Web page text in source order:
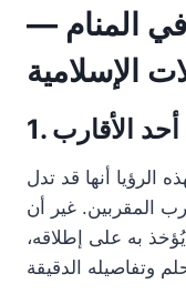
المنام —
الإسلامية
أحد الأقارب
الرؤيا أنها قد تدل
المقربين. غير أن
يُؤخذ به على إطلاقه،